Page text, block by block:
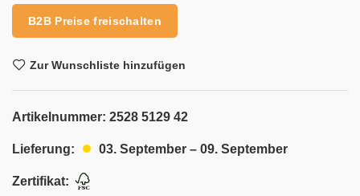
B2B Preise freischalten
Zur Wunschliste hinzufügen
Artikelnummer: 2528 5129 42
Lieferung: 03. September – 09. September
Zertifikat: